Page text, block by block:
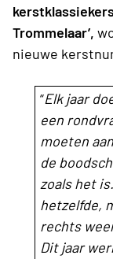
Trommelaar’,
nieuwe
“Elk jaar
een
moeten
de
zoals het
hetzelfde,
rechts
Dit jaar